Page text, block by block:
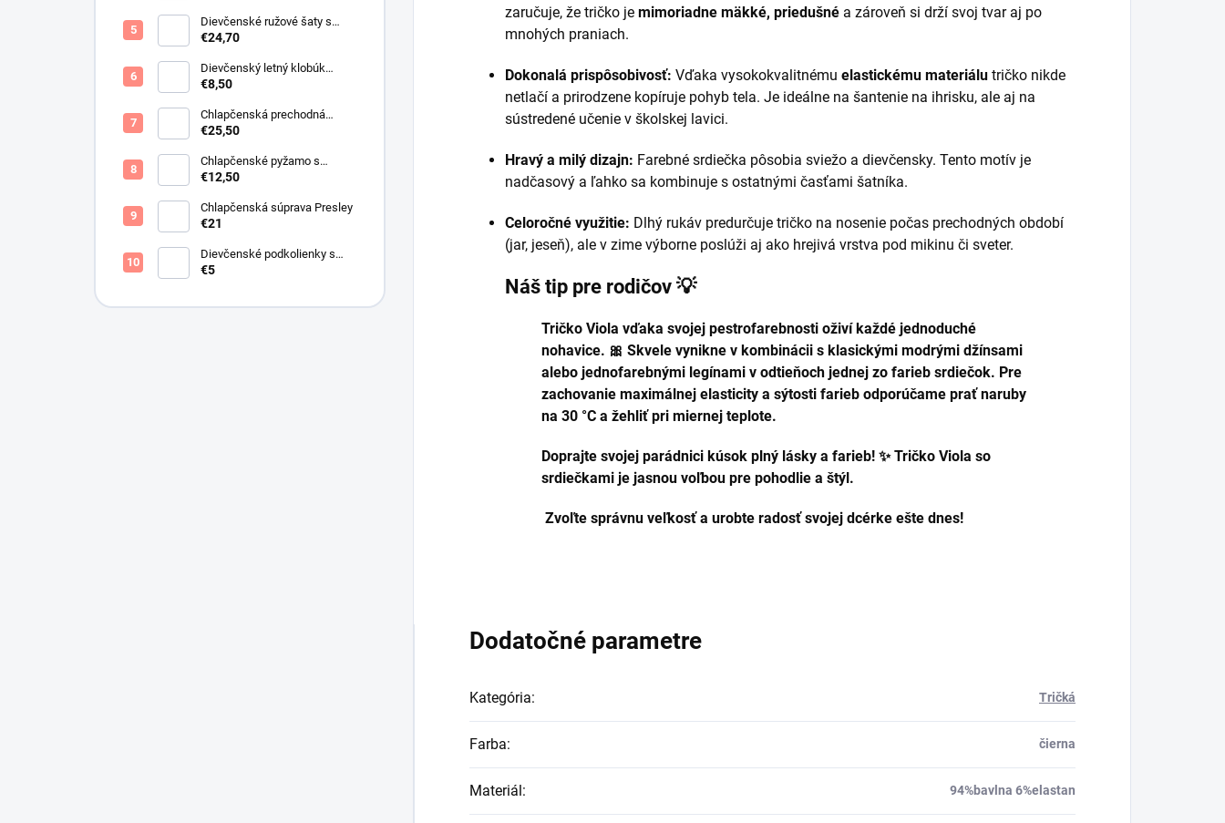
Dievčenské ružové šaty s
motýlikmi
€24,70
Dievčenský letný klobúk
krémový s perličkami
€8,50
Chlapčenská prechodná
obojstranná bunda khaki
€25,50
Chlapčenské pyžamo s
lietadlami.
€12,50
Chlapčenská súprava Presley
€21
Dievčenské podkolienky s
mašličkou ružové
€5
zaručuje, že tričko je mimoriadne mäkké, priedušné a zároveň si drží svoj tvar aj po
mnohých praniach.
Dokonalá prispôsobivosť: Vďaka vysokokvalitnému elastickému materiálu tričko nikde
netlačí a prirodzene kopíruje pohyb tela. Je ideálne na šantenie na ihrisku, ale aj na
sústredené učenie v školskej lavici.
Hravý a milý dizajn: Farebné srdiečka pôsobia sviežo a dievčensky. Tento motív je
nadčasový a ľahko sa kombinuje s ostatnými časťami šatníka.
Celoročné využitie: Dlhý rukáv predurčuje tričko na nosenie počas prechodných období
(jar, jeseň), ale v zime výborne poslúži aj ako hrejivá vrstva pod mikinu či sveter.
Náš tip pre rodičov 💡
Tričko Viola vďaka svojej pestrofarebnosti oživí každé jednoduché
nohavice. 🎀 Skvele vynikne v kombinácii s klasickými modrými džínsami
alebo jednofarebnými legínami v odtieňoch jednej zo farieb srdiečok. Pre
zachovanie maximálnej elasticity a sýtosti farieb odporúčame prať naruby
na 30 °C a žehliť pri miernej teplote.
Doprajte svojej parádnici kúsok plný lásky a farieb! ✨ Tričko Viola so
srdiečkami je jasnou voľbou pre pohodlie a štýl.
Zvoľte správnu veľkosť a urobte radosť svojej dcérke ešte dnes!
Dodatočné parametre
Kategória: Tričká
Farba: čierna
Materiál: 94%bavlna 6%elastan